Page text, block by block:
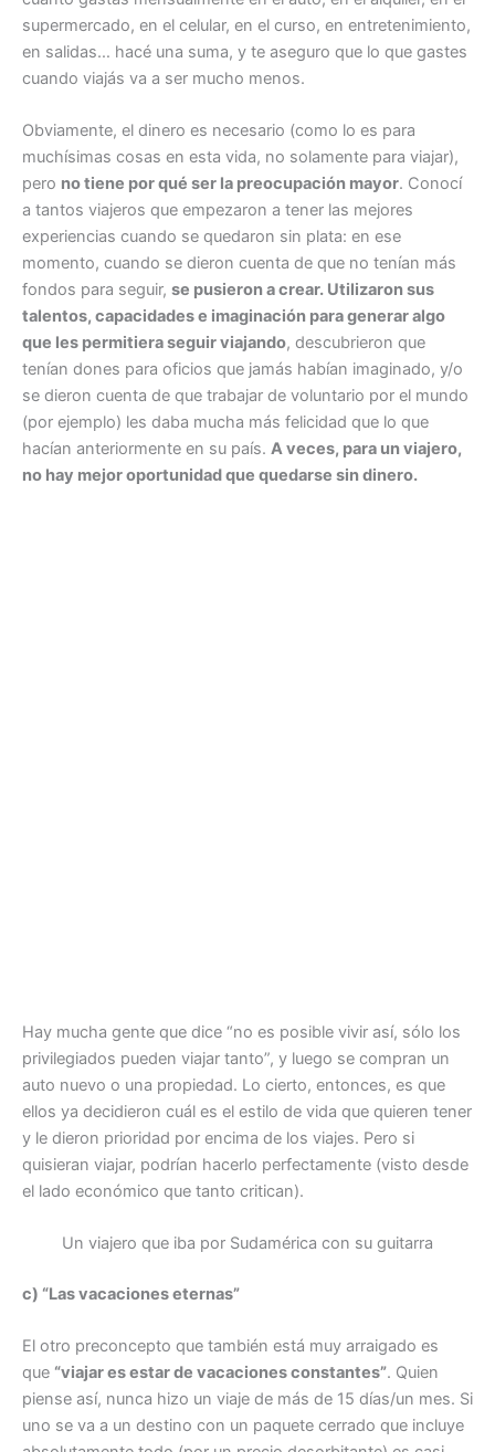
supermercado, en el celular, en el curso, en entretenimiento,
en salidas… hacé una suma, y te aseguro que lo que gastes
cuando viajás va a ser mucho menos.
Obviamente, el dinero es necesario (como lo es para
muchísimas cosas en esta vida, no solamente para viajar),
pero no tiene por qué ser la preocupación mayor. Conocí
a tantos viajeros que empezaron a tener las mejores
experiencias cuando se quedaron sin plata: en ese
momento, cuando se dieron cuenta de que no tenían más
fondos para seguir, se pusieron a crear. Utilizaron sus
talentos, capacidades e imaginación para generar algo
que les permitiera seguir viajando, descubrieron que
tenían dones para oficios que jamás habían imaginado, y/o
se dieron cuenta de que trabajar de voluntario por el mundo
(por ejemplo) les daba mucha más felicidad que lo que
hacían anteriormente en su país. A veces, para un viajero,
no hay mejor oportunidad que quedarse sin dinero.
Hay mucha gente que dice “no es posible vivir así, sólo los
privilegiados pueden viajar tanto”, y luego se compran un
auto nuevo o una propiedad. Lo cierto, entonces, es que
ellos ya decidieron cuál es el estilo de vida que quieren tener
y le dieron prioridad por encima de los viajes. Pero si
quisieran viajar, podrían hacerlo perfectamente (visto desde
el lado económico que tanto critican).
Un viajero que iba por Sudamérica con su guitarra
c) “Las vacaciones eternas”
El otro preconcepto que también está muy arraigado es
que “viajar es estar de vacaciones constantes”. Quien
piense así, nunca hizo un viaje de más de 15 días/un mes. Si
uno se va a un destino con un paquete cerrado que incluye